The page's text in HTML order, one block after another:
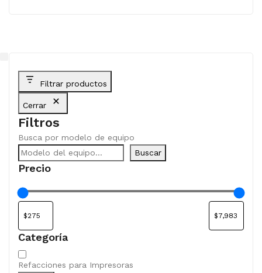
Filtrar productos
Cerrar
Filtros
Busca por modelo de equipo
Buscar
Precio
Categoría
Categoría
Refacciones para Impresoras